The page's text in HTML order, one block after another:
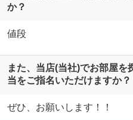
か？
値段
また、当店(当社)でお部屋
当をご指名いただけますか？
ぜひ、お願いします！！